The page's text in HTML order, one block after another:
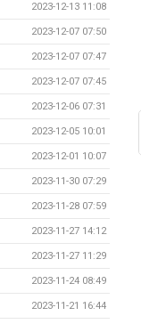
2023-12-13 11:08
2023-12-07 07:50
2023-12-07 07:47
2023-12-07 07:45
2023-12-06 07:31
2023-12-05 10:01
2023-12-01 10:07
2023-11-30 07:29
2023-11-28 07:59
2023-11-27 14:12
2023-11-27 11:29
2023-11-24 08:49
2023-11-21 16:44